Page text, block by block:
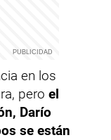
en los
pero el
Darío
se están